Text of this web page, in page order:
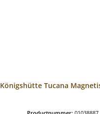
Königshütte Tucana